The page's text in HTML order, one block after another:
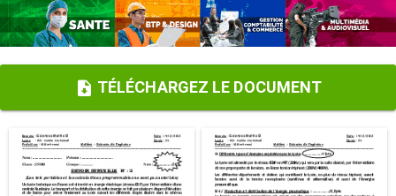
TÉLÉCHARGEZ LE DOCUMENT